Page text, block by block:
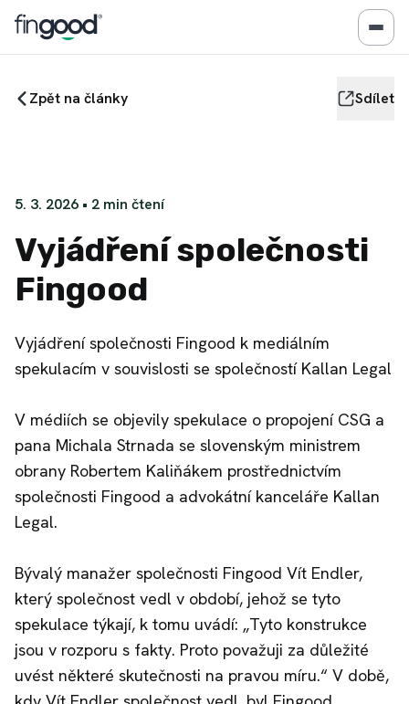
Zpět na články Sdílet
5. 3. 2026 • 2 min čtení
Vyjádření společnosti
Fingood
Vyjádření společnosti Fingood k mediálním
spekulacím v souvislosti se společností Kallan Legal
V médiích se objevily spekulace o propojení CSG a
pana Michala Strnada se slovenským ministrem
obrany Robertem Kaliňákem prostřednictvím
společnosti Fingood a advokátní kanceláře Kallan
Legal.
Bývalý manažer společnosti Fingood Vít Endler,
který společnost vedl v období, jehož se tyto
spekulace týkají, k tomu uvádí: „Tyto konstrukce
jsou v rozporu s fakty. Proto považuji za důležité
uvést některé skutečnosti na pravou míru.“ V době,